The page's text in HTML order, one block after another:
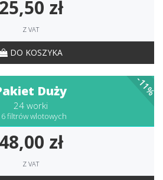
25,50 zł
Z VAT
DO KOSZYKA
-11%
Duży
24 worki
6 filtrów wlotowych
48,00 zł
Z VAT